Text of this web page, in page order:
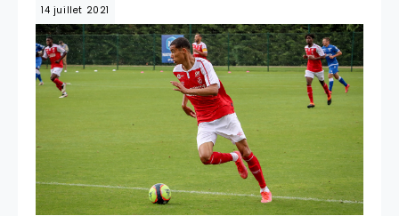
14 juillet 2021